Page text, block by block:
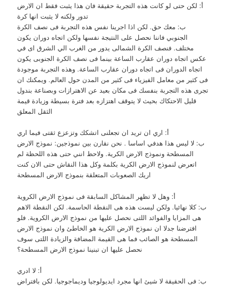
أ: لكن حتى لو كانت هذه التجربة حقيقة فان هذا يثبت فقط ان الارض
تدور ولكنه لا يثبت انها كرة
ب: معك حق. لكن اذا اجرينا نفس هذه التجربة فى نصف الكرة
الجنوبي فاننا نحصل على النتيجة نفسها ولكن اتجاه دوران يكون
مختلف. فنصف الكرة الشمالى يدور من الغرب الي الشرق اى في
عكس اتجاه دوران عقارب الساعة بينما فى نصف الكرة الجنوبى يكون
اتجاه الدوران فى اتجاه دوران عقارب الساعة. وهذه التجربة موجودة
فى كثير من معامل الفيزياء فى كثير من المدن حول العالم. ويمكنك ان
تجرى هذه التجربة بنفسك فى مكان بعيد عن الاهترازات وبصناعة بندول
قليل الاحتكاك بحيث لا يتوقف اهتزازه بعد فترة بسيطة وزيادة قيمة
الثقل المعلق
أ: اري ان تريد ان تجعلنى اتشكك وتزعزع ثقتى فيما اري
ب: لا ليس هذا هدفي اساسا . نحن نقارن بين نموذجين: نموذج الارض
المسطحة ونموذج الارض الكرية. ولاحظ انني حتى هذه اللحظة لم
اتعرض لنموذج الارض الكرية بكلمة وكل هذا النقاش حتى الان كنت
اريك الصعوبات المتعلقة بنموذج الارض المسطحة
أ: وهل لا تظهر المشاكل السابقة فى نموذج الارض الكروية
ب: كلا نهائيا. ولكن ليست هذه هى النقطة الحاسمة. لكن النقطة الاهم
هى المزايا والفوائد اللتى نحصل عليها من نموذج الارض الكروية. فلو
افترضنا جدلا ان نموذج الارض الكرية هو الخاطئ وان نموذج الارض
المسطحة هو الصائب فما هى القيمة المضافة والزيادة اللتى سوف
نحصل عليها ان تبنينا نموذج الارض المسطحة؟
أ: لا ادري
ب: فى الحقيقة لا شيئ انها مجرد ايديولوجيا وديماجوجيا. لكن بافتراض